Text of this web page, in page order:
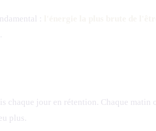
:
chaque jour en rétention. Chaque
plus.